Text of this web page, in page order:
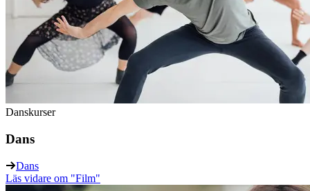
Danskurser
Dans
Dans
Läs vidare om "Film"